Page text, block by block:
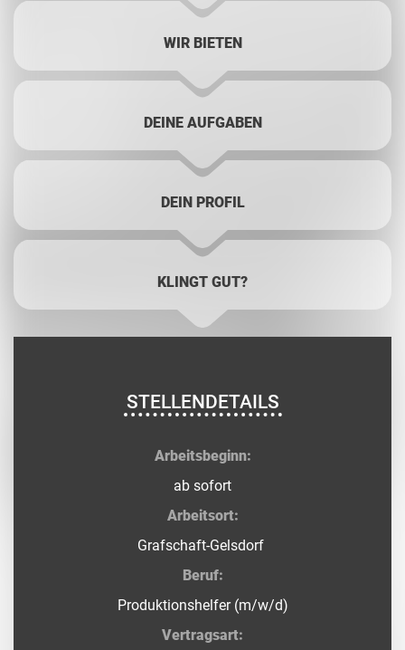
WIR BIETEN
DEINE AUFGABEN
DEIN PROFIL
KLINGT GUT?
STELLENDETAILS
Arbeitsbeginn:
ab sofort
Arbeitsort:
Grafschaft-Gelsdorf
Beruf:
Produktionshelfer (m/w/d)
Vertragsart: